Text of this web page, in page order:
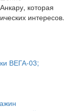
которая
интересов.
ВЕГА-03;